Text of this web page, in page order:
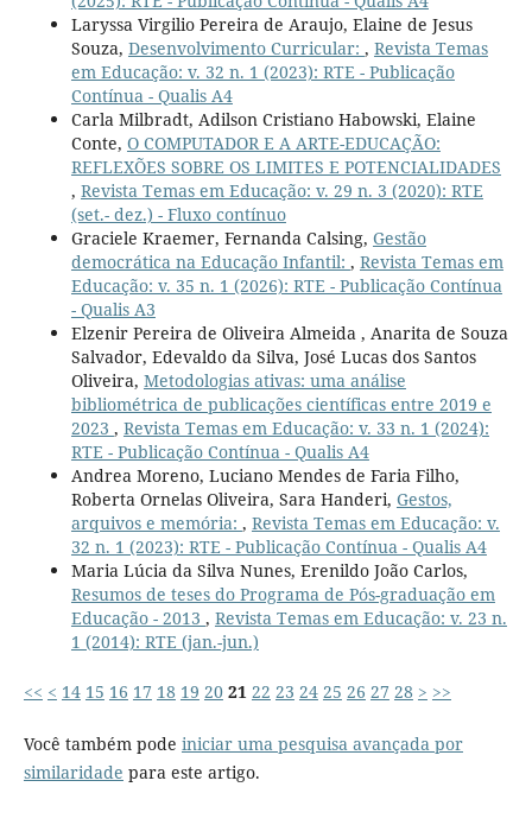
Laryssa Virgilio Pereira de Araujo, Elaine de Jesus
Souza, Desenvolvimento Curricular: , Revista Temas
em Educação: v. 32 n. 1 (2023): RTE - Publicação
Contínua - Qualis A4
Carla Milbradt, Adilson Cristiano Habowski, Elaine
Conte, O COMPUTADOR E A ARTE-EDUCAÇÃO:
REFLEXÕES SOBRE OS LIMITES E POTENCIALIDADES
, Revista Temas em Educação: v. 29 n. 3 (2020): RTE
(set.- dez.) - Fluxo contínuo
Graciele Kraemer, Fernanda Calsing, Gestão
democrática na Educação Infantil: , Revista Temas em
Educação: v. 35 n. 1 (2026): RTE - Publicação Contínua
- Qualis A3
Elzenir Pereira de Oliveira Almeida , Anarita de Souza
Salvador, Edevaldo da Silva, José Lucas dos Santos
Oliveira, Metodologias ativas: uma análise
bibliométrica de publicações científicas entre 2019 e
2023 , Revista Temas em Educação: v. 33 n. 1 (2024):
RTE - Publicação Contínua - Qualis A4
Andrea Moreno, Luciano Mendes de Faria Filho,
Roberta Ornelas Oliveira, Sara Handeri, Gestos,
arquivos e memória: , Revista Temas em Educação: v.
32 n. 1 (2023): RTE - Publicação Contínua - Qualis A4
Maria Lúcia da Silva Nunes, Erenildo João Carlos,
Resumos de teses do Programa de Pós-graduação em
Educação - 2013 , Revista Temas em Educação: v. 23 n.
1 (2014): RTE (jan.-jun.)
<< < 14 15 16 17 18 19 20 21 22 23 24 25 26 27 28 > >>
Você também pode iniciar uma pesquisa avançada por
similaridade para este artigo.